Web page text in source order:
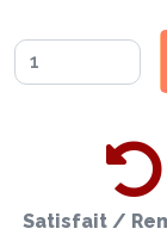
Satisfait /